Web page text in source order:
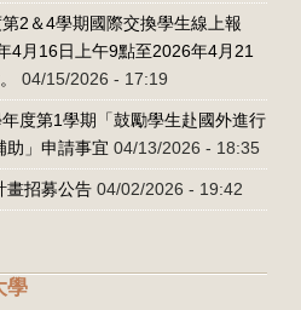
2＆4學期國際交換學生線上報
4月16日上午9點至2026年4月21
04/15/2026 - 17:19
度第1學期「鼓勵學生赴國外進行
助」申請事宜 04/13/2026 - 18:35
畫招募公告 04/02/2026 - 19:42
學